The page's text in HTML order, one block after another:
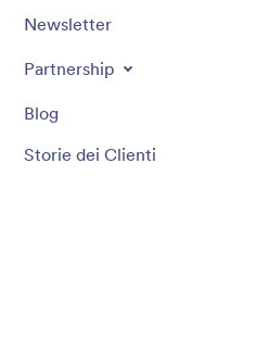
Newsletter
Partnership
Blog
Storie dei Clienti